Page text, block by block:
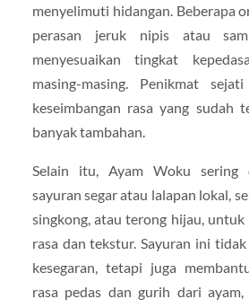
menyelimuti hidangan. Beberapa
perasan jeruk nipis atau
menyesuaikan tingkat
masing-masing. Penikmat
keseimbangan rasa yang sudah
banyak tambahan.
Selain itu, Ayam Woku sering
sayuran segar atau lalapan lokal,
singkong, atau terong hijau, untuk
rasa dan tekstur. Sayuran ini
kesegaran, tetapi juga
rasa pedas dan gurih dari ayam,